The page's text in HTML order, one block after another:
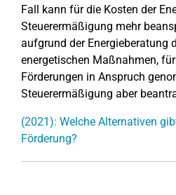
Fall kann für die Kosten der
Steuerermäßigung mehr
aufgrund der Energieberatung
energetischen Maßnahmen,
Förderungen in Anspruch
Steuerermäßigung aber
(2021): Welche Alternativen
Förderung?